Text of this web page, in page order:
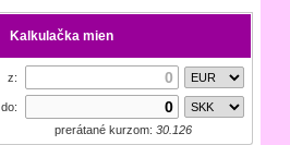
Kalkulačka mien
z:
do:
prerátané kurzom: 30.126